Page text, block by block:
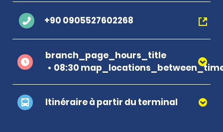
+90 0905527602268
branch_page_hours_title
08:30 map_locations_between_time
Itinéraire à partir du terminal